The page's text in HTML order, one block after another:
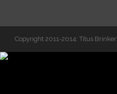
Copyright 2011-2014: Titus Brinker